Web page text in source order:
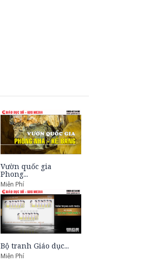
Vườn quốc gia
Phong...
Miễn Phí
Bộ tranh Giáo dục...
Miễn Phí